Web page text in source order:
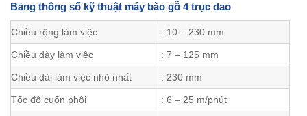
Bảng thông số kỹ thuật máy bào gỗ 4 trục dao
Chiều rộng làm việc : 10 – 230 mm
Chiều dày làm việc : 7 – 125 mm
Chiều dài làm việc nhỏ nhất : 230 mm
Tốc độ cuốn phôi : 6 – 25 m/phút